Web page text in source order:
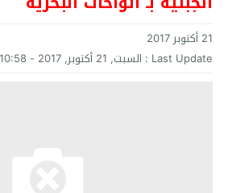
21 أكتوبر 2017
Last Update : السبت, 21 أكتوبر, 2017 - 10:58 مساءً